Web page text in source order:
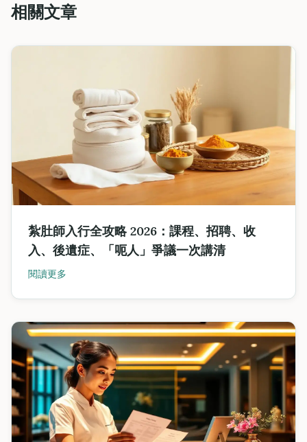
相關文章
紮肚師入行全攻略 2026：課程、招聘、收
入、後遺症、「呃人」爭議一次講清
閱讀更多